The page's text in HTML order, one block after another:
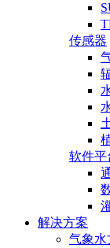
传感器
软件平
解决方案
气象水